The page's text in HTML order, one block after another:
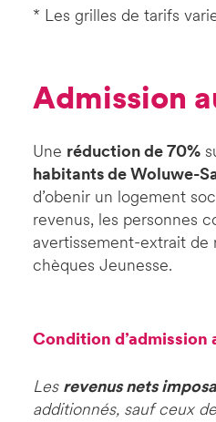
* Les grilles de tarifs
Admission
Une réduction de 70%
habitants de Woluwe-
d’obenir un logement
revenus, les personnes
avertissement-extrait
chèques Jeunesse.
Condition
Lesrevenus nets
additionnés, sauf ceux